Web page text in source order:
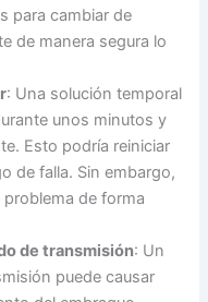
para cambiar de
de manera segura lo
: Una solución temporal
unos minutos y
Esto podría reiniciar
de falla. Sin embargo,
de forma
de transmisión: Un
puede causar